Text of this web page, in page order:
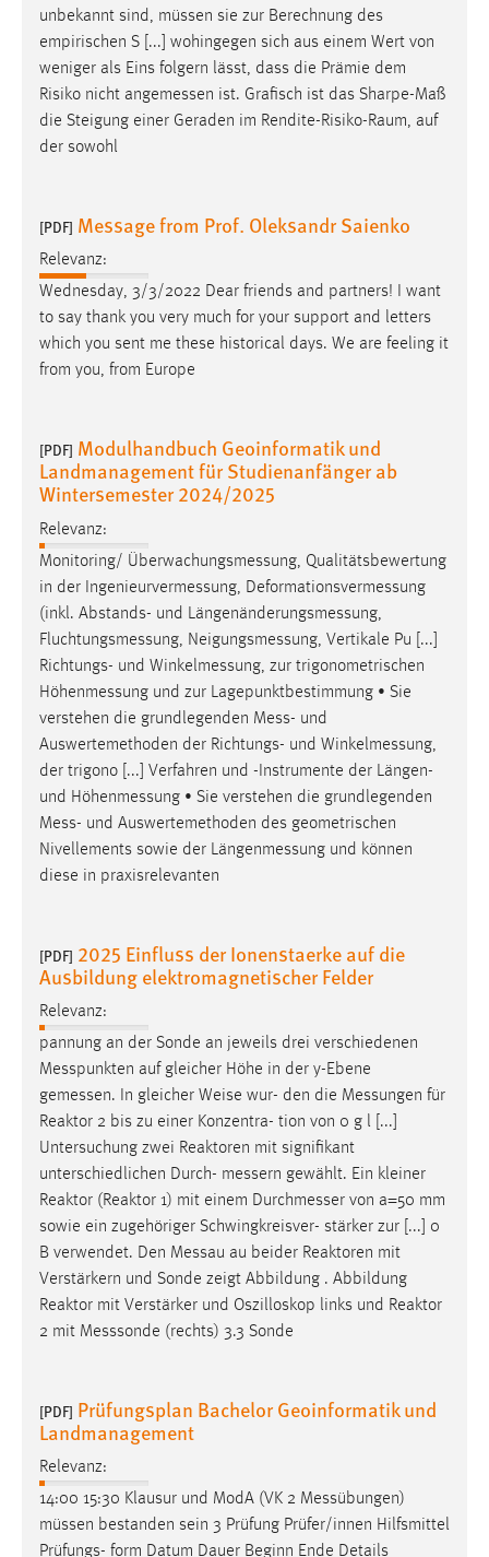
unbekannt sind, müssen sie zur Berechnung des
empirischen S [...] wohingegen sich aus einem Wert von
weniger als Eins folgern lässt, dass die Prämie dem
Risiko nicht angemessen ist. Grafisch ist das Sharpe-Maß
die Steigung einer Geraden im Rendite-Risiko-Raum, auf
der sowohl
[PDF] Message from Prof. Oleksandr Saienko
Relevanz:
Wednesday, 3/3/2022 Dear friends and partners! I want
to say thank you very much for your support and letters
which you sent me these historical days. We are feeling it
from you, from Europe
[PDF] Modulhandbuch Geoinformatik und
Landmanagement für Studienanfänger ab
Wintersemester 2024/2025
Relevanz:
Monitoring/ Überwachungsmessung, Qualitätsbewertung
in der Ingenieurvermessung, Deformationsvermessung
(inkl. Abstands- und Längenänderungsmessung,
Fluchtungsmessung, Neigungsmessung, Vertikale Pu [...]
Richtungs- und Winkelmessung, zur trigonometrischen
Höhenmessung und zur Lagepunktbestimmung • Sie
verstehen die grundlegenden Mess- und
Auswertemethoden der Richtungs- und Winkelmessung,
der trigono [...] Verfahren und -Instrumente der Längen-
und Höhenmessung • Sie verstehen die grundlegenden
Mess- und Auswertemethoden des geometrischen
Nivellements sowie der Längenmessung und können
diese in praxisrelevanten
[PDF] 2025 Einfluss der Ionenstaerke auf die
Ausbildung elektromagnetischer Felder
Relevanz:
pannung an der Sonde an jeweils drei verschiedenen
Messpunkten auf gleicher Höhe in der y-Ebene
gemessen. In gleicher Weise wur- den die Messungen für
Reaktor 2 bis zu einer Konzentra- tion von 0 g l [...]
Untersuchung zwei Reaktoren mit signifikant
unterschiedlichen Durch- messern gewählt. Ein kleiner
Reaktor (Reaktor 1) mit einem Durchmesser von a=50 mm
sowie ein zugehöriger Schwingkreisver- stärker zur [...] 0
B verwendet. Den Messau au beider Reaktoren mit
Verstärkern und Sonde zeigt Abbildung . Abbildung
Reaktor mit Verstärker und Oszilloskop links und Reaktor
2 mit Messsonde (rechts) 3.3 Sonde
[PDF] Prüfungsplan Bachelor Geoinformatik und
Landmanagement
Relevanz:
14:00 15:30 Klausur und ModA (VK 2 Messübungen)
müssen bestanden sein 3 Prüfung Prüfer/innen Hilfsmittel
Prüfungs- form Datum Dauer Beginn Ende Details